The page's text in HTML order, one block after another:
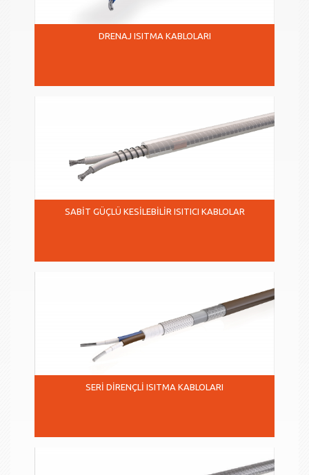
DRENAJ ISITMA KABLOLARI
SABİT GÜÇLÜ KESİLEBİLİR ISITICI KABLOLAR
SERİ DİRENÇLİ ISITMA KABLOLARI